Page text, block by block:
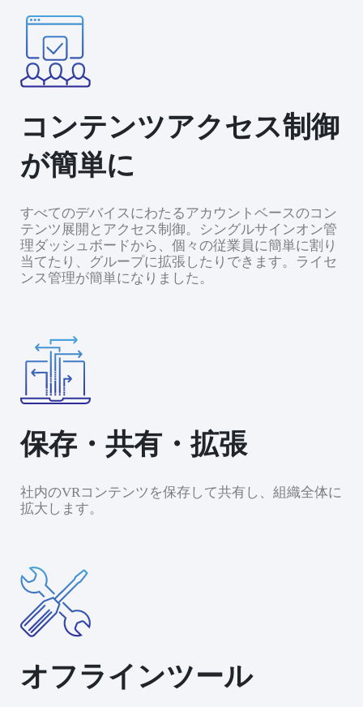
コンテンツアクセス制御
が簡単に
すべてのデバイスにわたるアカウントベースのコン
テンツ展開とアクセス制御。シングルサインオン管
理ダッシュボードから、個々の従業員に簡単に割り
当てたり、グループに拡張したりできます。ライセ
ンス管理が簡単になりました。
保存・共有・拡張
社内のVRコンテンツを保存して共有し、組織全体に
拡大します。
オフラインツール